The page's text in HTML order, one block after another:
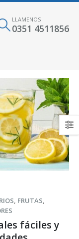
LLAMENOS
0351 4511856
, FRUTAS,
fáciles y